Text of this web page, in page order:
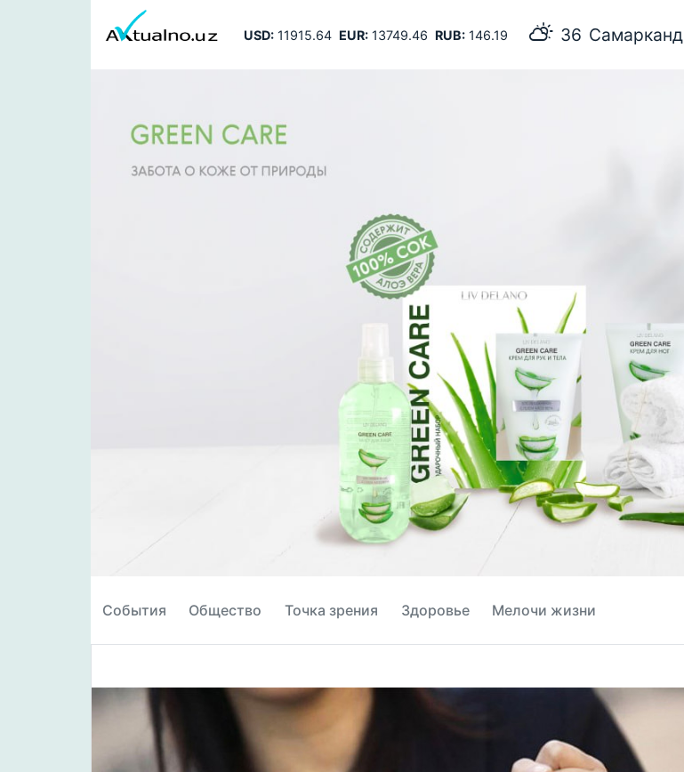
USD:11915.64 EUR:13749.46 RUB:146.19 36 Самарканд
События Общество Точка зрения Здоровье Мелочи жизни